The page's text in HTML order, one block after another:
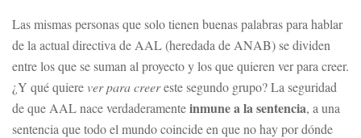
Las mismas personas que solo tienen buenas palabras para hablar
de la actual directiva de AAL (heredada de ANAB) se dividen
entre los que se suman al proyecto y los que quieren ver para creer.
¿Y qué quiere ver para creereste segundo grupo? La seguridad
de que AAL nace verdaderamenteinmune a la sentencia, a una
sentencia que todo el mundo coincide en que no hay por dónde